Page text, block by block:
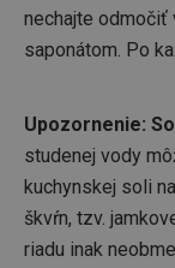
nechajte odmočiť
saponátom. Po
Upozornenie:
studenej vody
kuchynskej soli
škvŕn, tzv.
riadu inak